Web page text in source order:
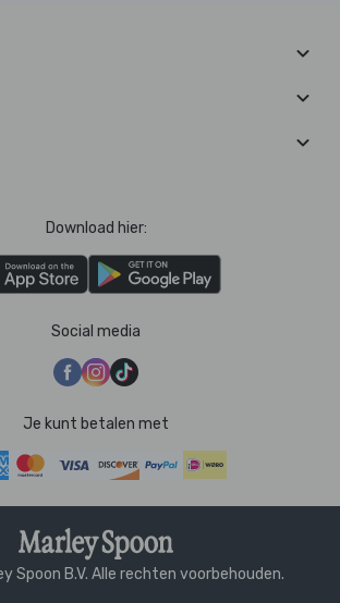
Download hier:
Social media
Je kunt betalen met
Spoon B.V. Alle rechten voorbehouden.